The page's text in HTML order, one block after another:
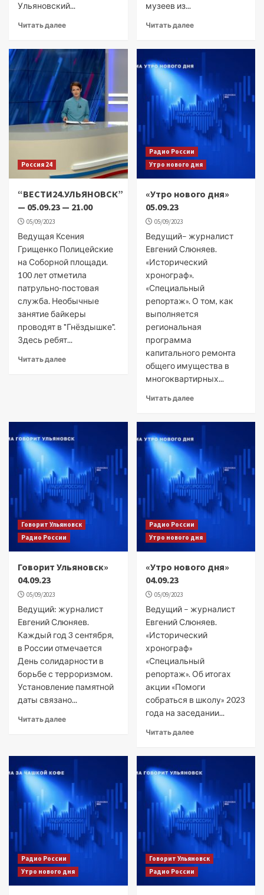
Ульяновский...
Читать далее
музеев из...
Читать далее
Россия 24
“ВЕСТИ24.УЛЬЯНОВСК”
— 05.09.23 — 21.00
05/09/2023
Ведущая Ксения
Грищенко Полицейские
на Соборной площади.
100 лет отметила
патрульно-постовая
служба. Необычные
занятие байкеры
проводят в "Гнёздышке".
Здесь ребят...
Читать далее
Радио России
Утро нового дня
«Утро нового дня»
05.09.23
05/09/2023
Ведущий– журналист
Евгений Слюняев.
«Исторический
хронограф».
«Специальный
репортаж». О том, как
выполняется
региональная
программа
капитального ремонта
общего имущества в
многоквартирных...
Читать далее
Говорит Ульяновск
Радио России
Говорит Ульяновск»
04.09.23
05/09/2023
Ведущий: журналист
Евгений Слюняев.
Каждый год 3 сентября,
в России отмечается
День солидарности в
борьбе с терроризмом.
Установление памятной
даты связано...
Читать далее
Радио России
Утро нового дня
«Утро нового дня»
04.09.23
05/09/2023
Ведущий – журналист
Евгений Слюняев.
«Исторический
хронограф»
«Специальный
репортаж». Об итогах
акции «Помоги
собраться в школу» 2023
года на заседании...
Читать далее
Радио России
Утро нового дня
Говорит Ульяновск
Радио России